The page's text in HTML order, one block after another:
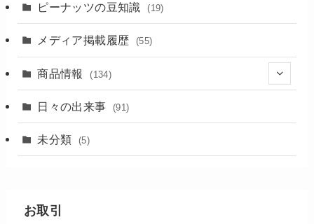
ピーナッツの豆知識 (19)
メディア掲載履歴 (55)
商品情報 (134)
(18)
日々の出来事 (91)
未分類 (5)
お取引